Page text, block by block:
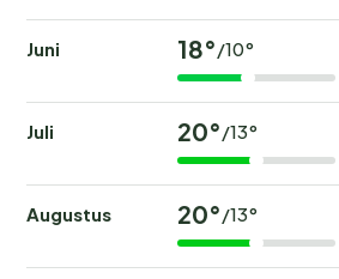
Juni 18°/10°
Juli 20°/13°
Augustus 20°/13°